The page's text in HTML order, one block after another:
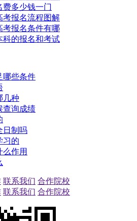
费多少钱一门
考报名流程图解
考报名条件有哪
科的报名和考试
哪些条件
几种
查询成绩
日制吗
习的
么作用
联系我们 合作院校
联系我们 合作院校